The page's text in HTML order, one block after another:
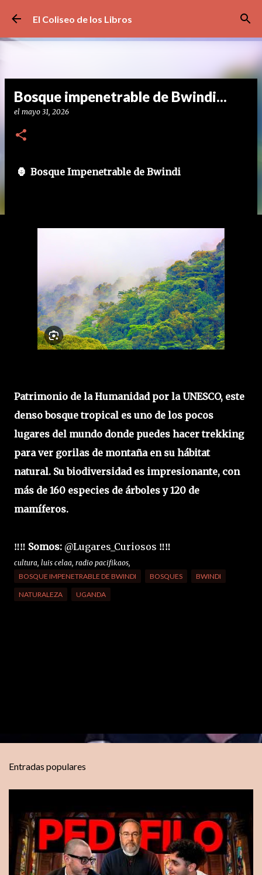
Ir al contenido principal
El Coliseo de los Libros
Bosque impenetrable de Bwindi...
el mayo 31, 2026
🦍 Bosque Impenetrable de Bwindi
Patrimonio de la Humanidad por la UNESCO, este
denso bosque tropical es uno de los pocos
lugares del mundo donde puedes hacer trekking
para ver gorilas de montaña en su hábitat
natural. Su biodiversidad es impresionante, con
más de 160 especies de árboles y 120 de
mamíferos.
‼️‼️ Somos: @Lugares_Curiosos ‼️‼️
cultura, luis celaa, radio pacifikaos,
BOSQUE IMPENETRABLE DE BWINDI
BOSQUES BWINDI
NATURALEZA UGANDA
n
r
o
s
Entradas populares